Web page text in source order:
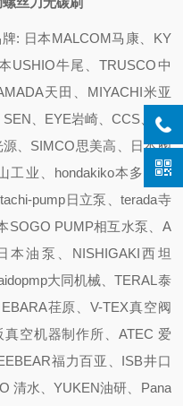
: 日本MALCOM马康、KY
USHIO牛尾、TRUSCO中
天田、MIYACHI米亚
、EYE岩崎、CCS、SE
、SIMCO思美高、日本阀
工业、hondakiko本多机工
pump日立泵、terada寺
SOGO PUMP相互水泵、A
本油泵、NISHIGAKI西坦
大同机械、TERAL泰
荏原、V-TEX真空阀
空机器制作所、ATEC 爱
福力百亚、ISB井口
清水、YUKEN油研、Pana